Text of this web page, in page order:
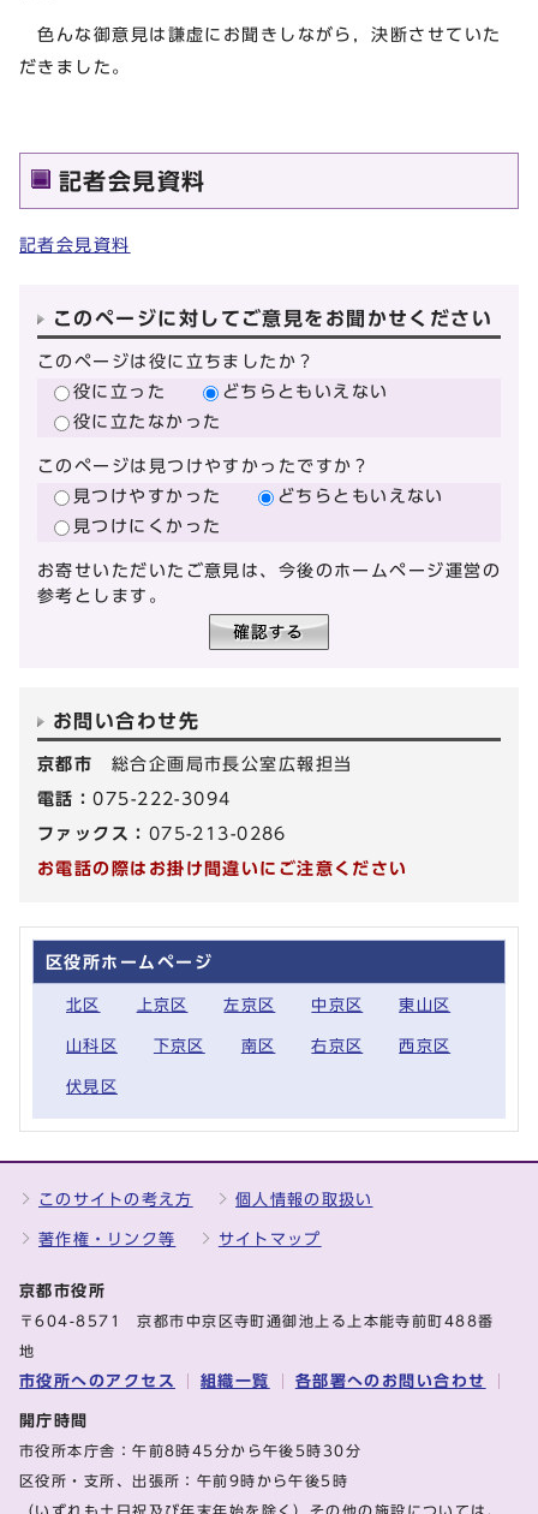
色んな御意見は謙虚にお聞きしながら，決断させていた
だきました。
記者会見資料
記者会見資料
このページに対してご意見をお聞かせください
このページは役に立ちましたか？
役に立った
どちらともいえない
役に立たなかった
このページは見つけやすかったですか？
見つけやすかった
どちらともいえない
見つけにくかった
お寄せいただいたご意見は、今後のホームページ運営の
参考とします。
お問い合わせ先
京都市 総合企画局市長公室広報担当
電話：075-222-3094
ファックス： 075-213-0286
お電話の際はお掛け間違いにご注意ください
区役所ホームページ
北区 上京区 左京区 中京区 東山区
山科区 下京区 南区 右京区 西京区
伏見区
このサイトの考え方 個人情報の取扱い
著作権・リンク等 サイトマップ
京都市役所
〒604-8571 京都市中京区寺町通御池上る上本能寺前町488番
地
市役所へのアクセス 組織一覧 各部署へのお問い合わせ
開庁時間
市役所本庁舎：午前8時45分から午後5時30分
区役所・支所、出張所：午前9時から午後5時